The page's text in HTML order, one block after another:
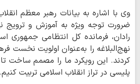
وی با اشاره به بیانات رهبر معظم
ضرورت توجه ویژه به آموزش و ترویج
رادان، فرمانده کل انتظامی جمهوری
نهج‌البلاغه را به‌عنوان اولویت نخست
کردند. این رویکرد ما را مصمم ساخت تا
پلیسی در تراز انقلاب اسلامی تربیت کنیم.